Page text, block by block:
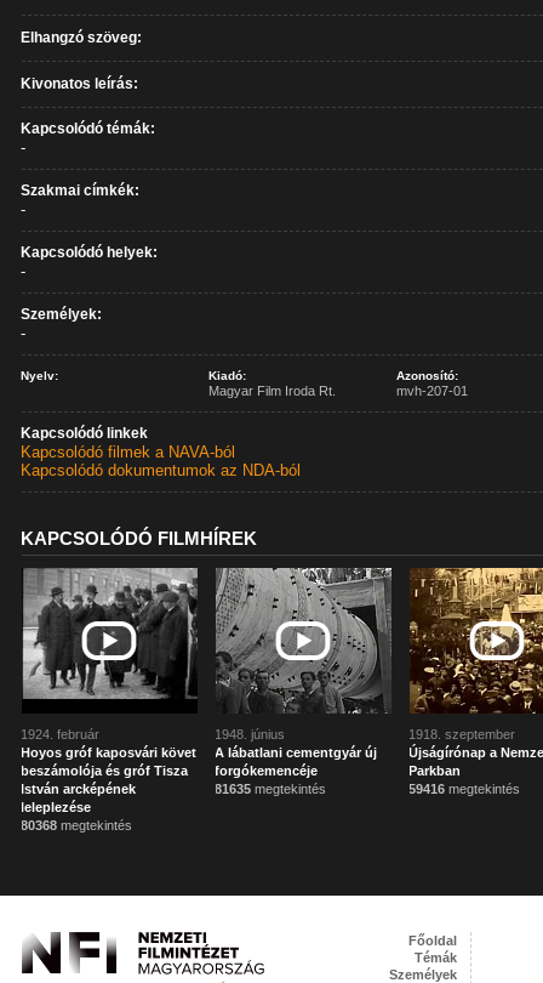
Elhangzó szöveg:
Kivonatos leírás:
Kapcsolódó témák:
-
Szakmai címkék:
-
Kapcsolódó helyek:
-
Személyek:
-
Nyelv: Kiadó:
Magyar Film Iroda Rt.
Azonosító:
mvh-207-01
Kapcsolódó linkek
Kapcsolódó filmek a NAVA-ból
Kapcsolódó dokumentumok az NDA-ból
KAPCSOLÓDÓ FILMHÍREK
1924. február
Hoyos gróf kaposvári követ
beszámolója és gróf Tisza
István arcképének
leleplezése
80368 megtekintés
1948. június
A lábatlani cementgyár új
forgókemencéje
81635 megtekintés
1918. szeptember
Újságírónap a
Parkban
59416 megtekintés
Főoldal
Témák
Személyek